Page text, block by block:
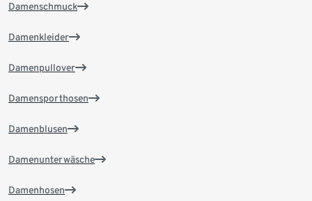
Damenschmuck
Damenkleider
Damenpullover
Damensporthosen
Damenblusen
Damenunterwäsche
Damenhosen